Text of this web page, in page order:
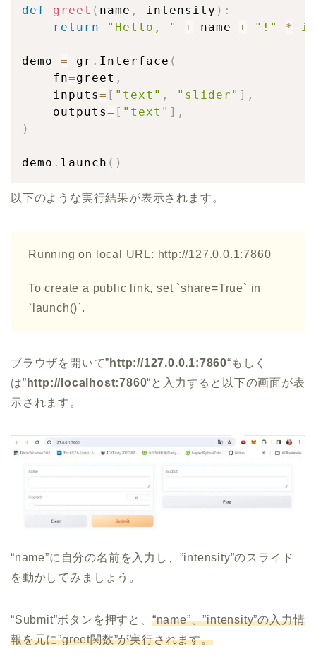
def greet ( name , intensity ) :
return
"Hello, " + name + "!" *
demo = gr . Interface (
    fn
=greet ,
    inputs
= [ "text" , "slider" ] ,
    outputs
= [ "text" ] ,
)
demo . launch ( )
以下のような実行結果が表示されます。
Running on local URL: http://127.0.0.1:7860
To create a public link, set `share=True` in
`launch()`.
ブラウザを開いて” http://127.0.0.1:7860“もしく
は” http://localhost:7860“と入力すると以下の画面が表
示されます。
“name”に自分の名前を入力し、”intensity”のスライド
を動かしてみましょう。
“Submit”ボタンを押すと、 “name”、”intensity”の入力情
報を元に”greet関数”が実行されます。